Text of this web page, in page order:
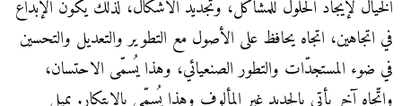
الخيال لإيجاد الحلول للمشاكل، وتجديد الأشكال، لذلك يكون الإبداع
في اتجاهين، اتجاه يحافظ على الأصول مع التطوير والتعديل والتحسين
في ضوء المستجدّات والتطور الصنعيائي، وهذا يُسمّى الاحتسان،